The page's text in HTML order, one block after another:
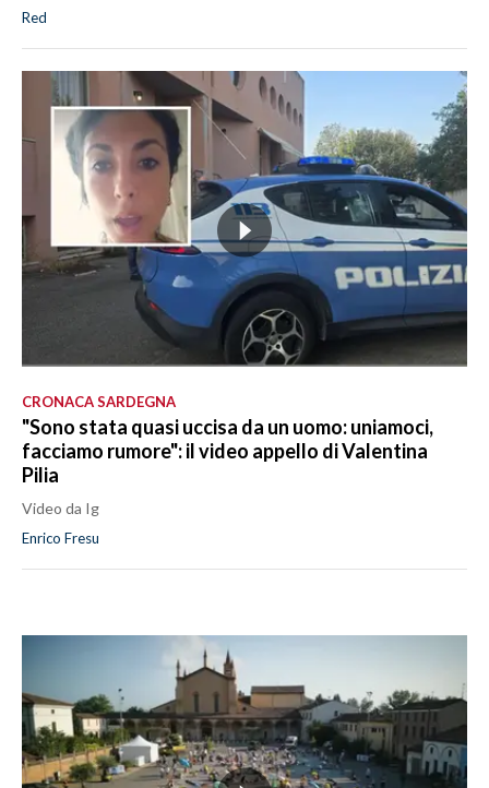
Red
CRONACA SARDEGNA
"Sono stata quasi uccisa da un uomo: uniamoci,
facciamo rumore": il video appello di Valentina
Pilia
Video da Ig
Enrico Fresu